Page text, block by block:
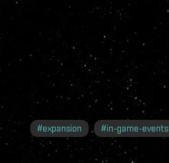
#expansion #in-game-events